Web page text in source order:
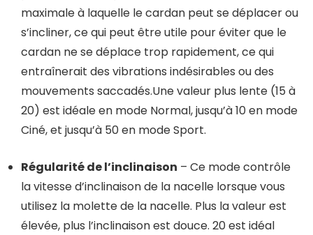
maximale à laquelle le cardan peut se déplacer ou
s’incliner, ce qui peut être utile pour éviter que le
cardan ne se déplace trop rapidement, ce qui
entraînerait des vibrations indésirables ou des
mouvements saccadés.Une valeur plus lente (15 à
20) est idéale en mode Normal, jusqu’à 10 en mode
Ciné, et jusqu’à 50 en mode Sport.
Régularité de l’inclinaison – Ce mode contrôle
la vitesse d’inclinaison de la nacelle lorsque vous
utilisez la molette de la nacelle. Plus la valeur est
élevée, plus l’inclinaison est douce. 20 est idéal